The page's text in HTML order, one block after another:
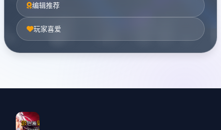
编辑推荐
玩家喜爱